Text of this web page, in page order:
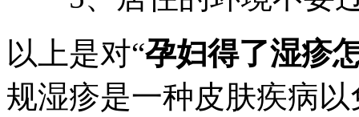
以上是对“孕妇得了湿疹
规湿疹是一种皮肤疾病